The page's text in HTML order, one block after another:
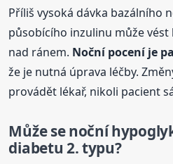
Příliš vysoká dávka bazálního
působícího inzulinu může
nad ránem. Nočnípoceníje
že je nutná úprava léčby.
provádět lékař, nikoli pacient
Může se noční
diabetu 2. typu?